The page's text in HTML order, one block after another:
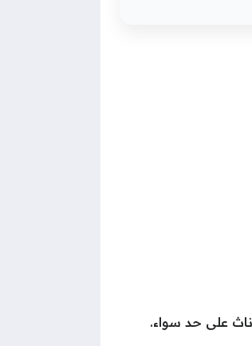
ريال قطري، متاحة للذكور والإناث على حد سواء.